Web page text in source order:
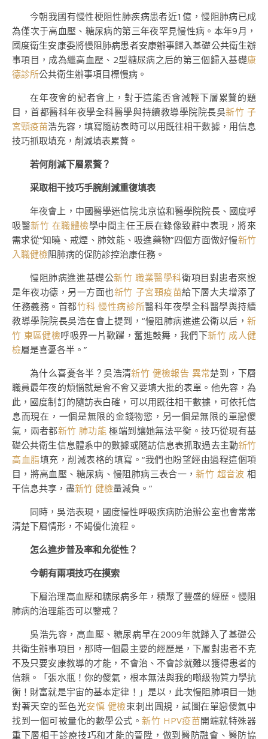
今朝我國有慢性梗阻性肺疾病患者近1億，慢阻肺病已成
為僅次于高血壓、糖尿病的第三年夜罕見慢性病。本年9月，
國度衛生安康委將慢阻肺病患者安康辦事歸入基礎公共衛生辦
事項目，成為繼高血壓、2型糖尿病之后的第三個歸入基礎康
德診所公共衛生辦事項目標慢病。
在年夜會的記者會上，對于這能否會減輕下層累贅的題
目，首都醫科年夜學全科醫學與持續教導學院院長吳新竹 子
宮頸疫苗浩先容，填寫隨訪表時可以用既往相干數據，用信息
技巧抓取填充，削減填表累贅。
若何削減下層累贅？
采取相干技巧手腕削減重復填表
年夜會上，中國醫學迷信院北京協和醫學院院長、國度呼
吸醫新竹 在職體檢學中間主任王辰在錄像致辭中表現，將來
需求從“知曉、戒煙、肺效能、吸進藥物”四個方面做好慢新竹
入職健檢阻肺病的促防診控治康任務。
慢阻肺病進進基礎公新竹 職業醫學科衛項目對患者來說
是年夜功德，另一方面也新竹 子宮頸疫苗給下層大夫增添了
任務義務。首都竹科 慢性病診所醫科年夜學全科醫學與持續
教導學院院長吳浩在會上提到，“慢阻肺病進進公衛以后， 新
竹 東區健檢呼吸界一片歡躍，奮進鼓舞，我們下新竹 成人健
檢層是喜憂各半。”
為什么喜憂各半？吳浩清新竹 健檢報告 異常楚到，下層
職員最年夜的煩惱就是會不會又要填大批的表單。他先容，為
此，國度制訂的隨訪表白確，可以用既往相干數據，可依托信
息而現在，一個是無限的金錢物慾，另一個是無限的單戀傻
氣，兩者都新竹 肺功能極端到讓她無法平衡。技巧從現有基
礎公共衛生信息體系中的數據或隨訪信息表抓取過去主動新竹
高血脂填充，削減表格的填寫。“我們也盼望經由過程這個項
目，將高血壓、糖尿病、慢阻肺病三表合一，新竹 超音波相
干信息共享，盡新竹 健檢量減負。”
同時，吳浩表現，國度慢性呼吸疾病防治辦公室也會常常
清楚下層情形，不竭優化流程。
怎么進步普及率和允從性？
今朝有兩項技巧在摸索
下層治理高血壓和糖尿病多年，積聚了豐盛的經歷。慢阻
肺病的治理能否可以鑒戒？
吳浩先容，高血壓、糖尿病早在2009年就歸入了基礎公
共衛生辦事項目，那時一個最主要的經歷是，下層對患者不克
不及只要安康教導的才能，不會治、不會診就難以獲得患者的
信賴。「張水瓶！你的傻氣，根本無法與我的噸級物質力學抗
衡！財富就是宇宙的基本定律！」是以，此次慢阻肺項目一她
對著天空的藍色光安慎 健檢束刺出圓規，試圖在單戀傻氣中
找到一個可被量化的數學公式。新竹 HPV疫苗開端就特殊器
重下層相干診療技巧和才能的晉陞，做到醫防融會、醫防協